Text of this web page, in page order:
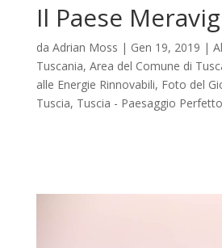
Il Paese
da Adrian Moss | Gen 19, 2019 |
Tuscania, Area del Comune di
alle Energie Rinnovabili, Foto del
Tuscia, Tuscia - Paesaggio Perfetto